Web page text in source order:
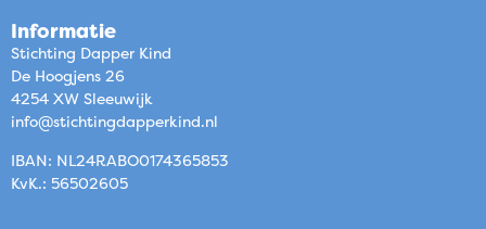
Informatie
Stichting Dapper Kind
De Hoogjens 26
4254 XW Sleeuwijk
info@stichtingdapperkind.nl
IBAN: NL24RABO0174365853
KvK.: 56502605